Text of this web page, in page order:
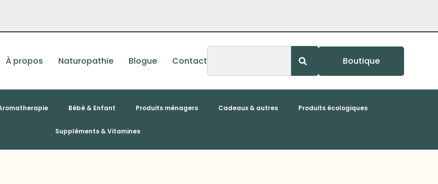
À propos Naturopathie Blogue Contact Boutique
Bébé & Enfant Produits ménagers Cadeaux & autres Produits écologiques
Suppléments & Vitamines